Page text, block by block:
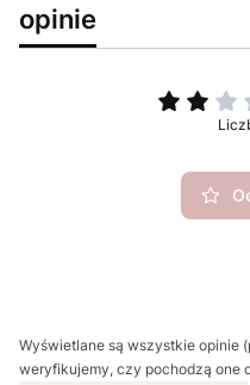
opinie
Wyświetlane są wszystkie opinie
weryfikujemy, czy pochodzą one